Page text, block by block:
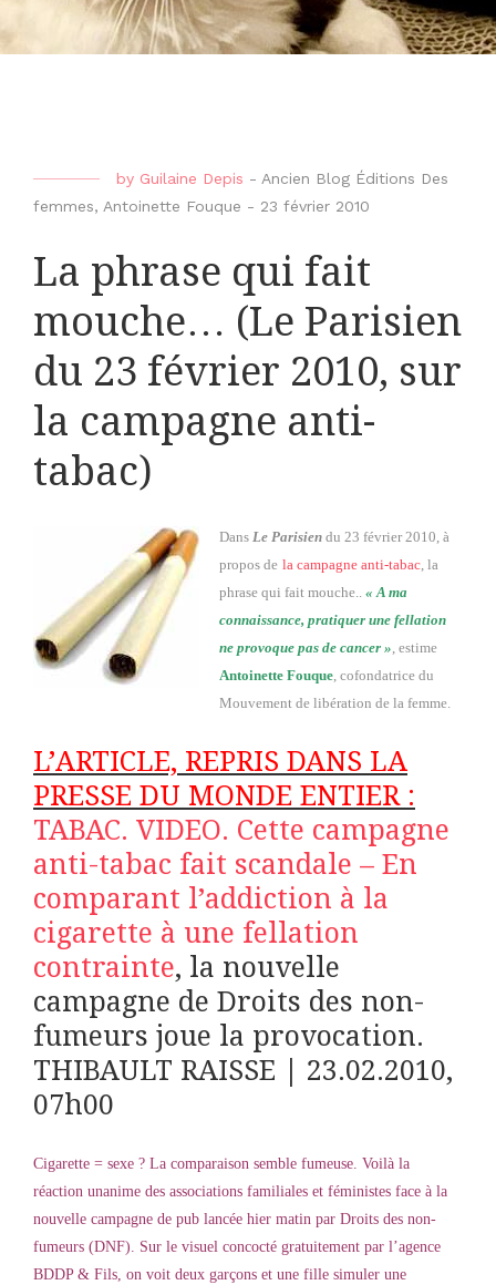
by Guilaine Depis - Ancien Blog Éditions Des
femmes, Antoinette Fouque - 23 février 2010
La phrase qui fait
mouche… (Le Parisien
du 23 février 2010, sur
la campagne anti-
tabac)
DansLe Parisien du 23 février 2010, à
propos de la campagne anti-tabac, la
phrase qui fait mouche..« A ma
connaissance, pratiquer une fellation
ne provoque pas de cancer », estime
Antoinette Fouque, cofondatrice du
Mouvement de libération de la femme.
L’ARTICLE, REPRIS DANS LA
PRESSE DU MONDE ENTIER :
TABAC. VIDEO. Cette campagne
anti-tabac fait scandale – En
comparant l’addiction à la
cigarette à une fellation
contrainte, la nouvelle
campagne de Droits des non-
fumeurs joue la provocation.
THIBAULT RAISSE | 23.02.2010,
07h00
Cigarette = sexe ? La comparaison semble fumeuse. Voilà la
réaction unanime des associations familiales et féministes face à la
nouvelle campagne de pub lancée hier matin par Droits des non-
fumeurs (DNF). Sur le visuel concocté gratuitement par l’agence
BDDP & Fils, on voit deux garçons et une fille simuler une